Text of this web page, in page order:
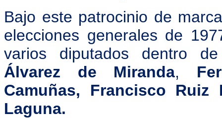
Bajo este patrocinio de
elecciones generales de
varios diputados dentro
Álvarez de Miranda,
Camuñas, Francisco
Laguna.